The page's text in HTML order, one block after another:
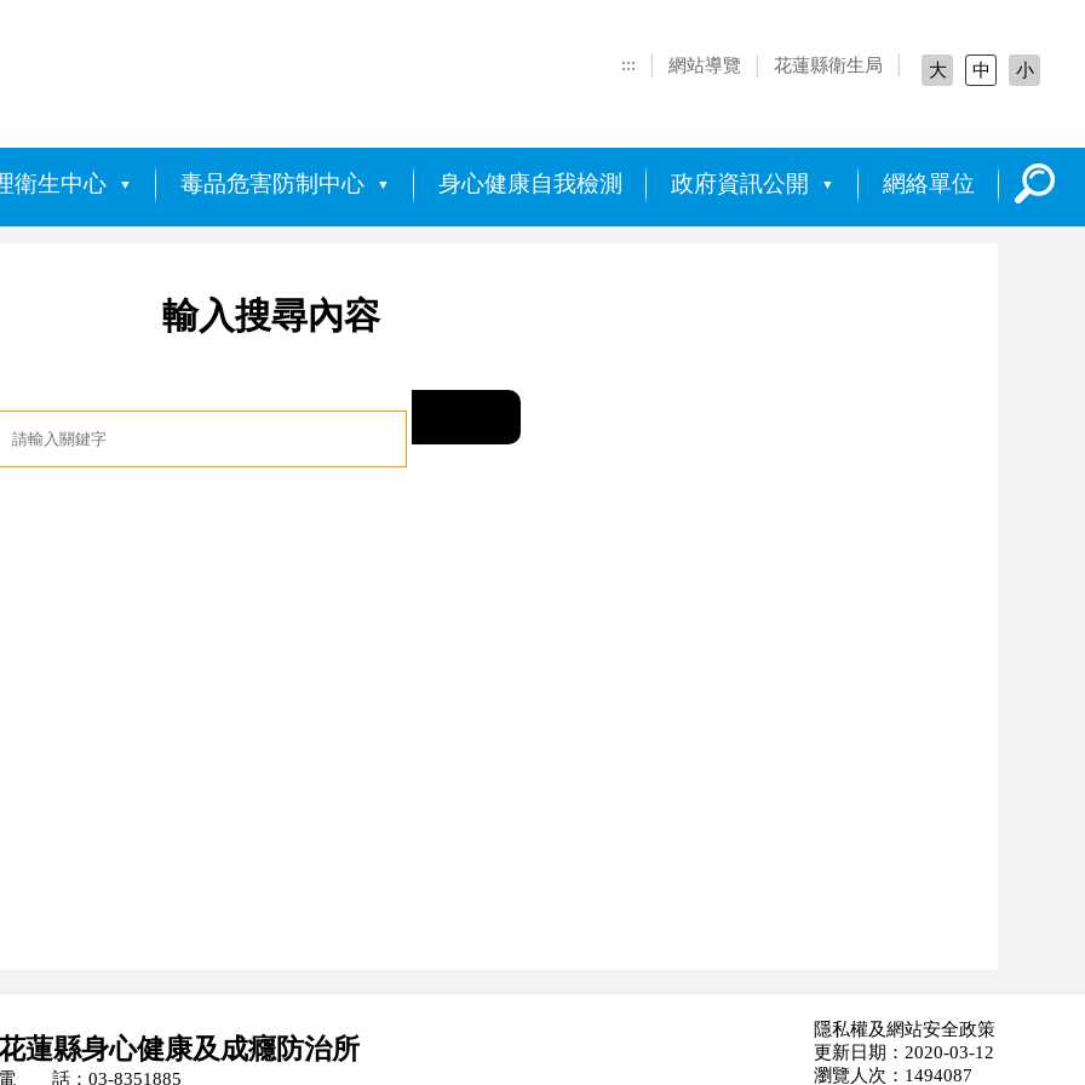
::: 網站導覽 花蓮縣衛生局 小
中
大
衛生中心 毒品危害防制中心 身心健康自我檢測 政府資訊公開 網絡單位
輸入搜尋內容
隱私權及網站安全政策
更新日期：2020-03-12
瀏覽人次：1494087
蓮縣身心健康及成癮防治所
話： 03-8351885